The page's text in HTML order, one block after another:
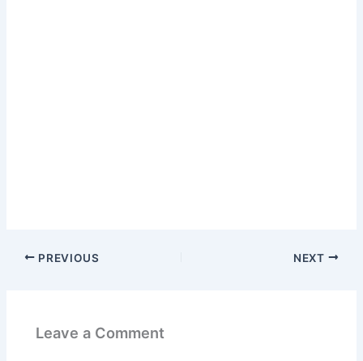
PREVIOUS NEXT
Leave a Comment